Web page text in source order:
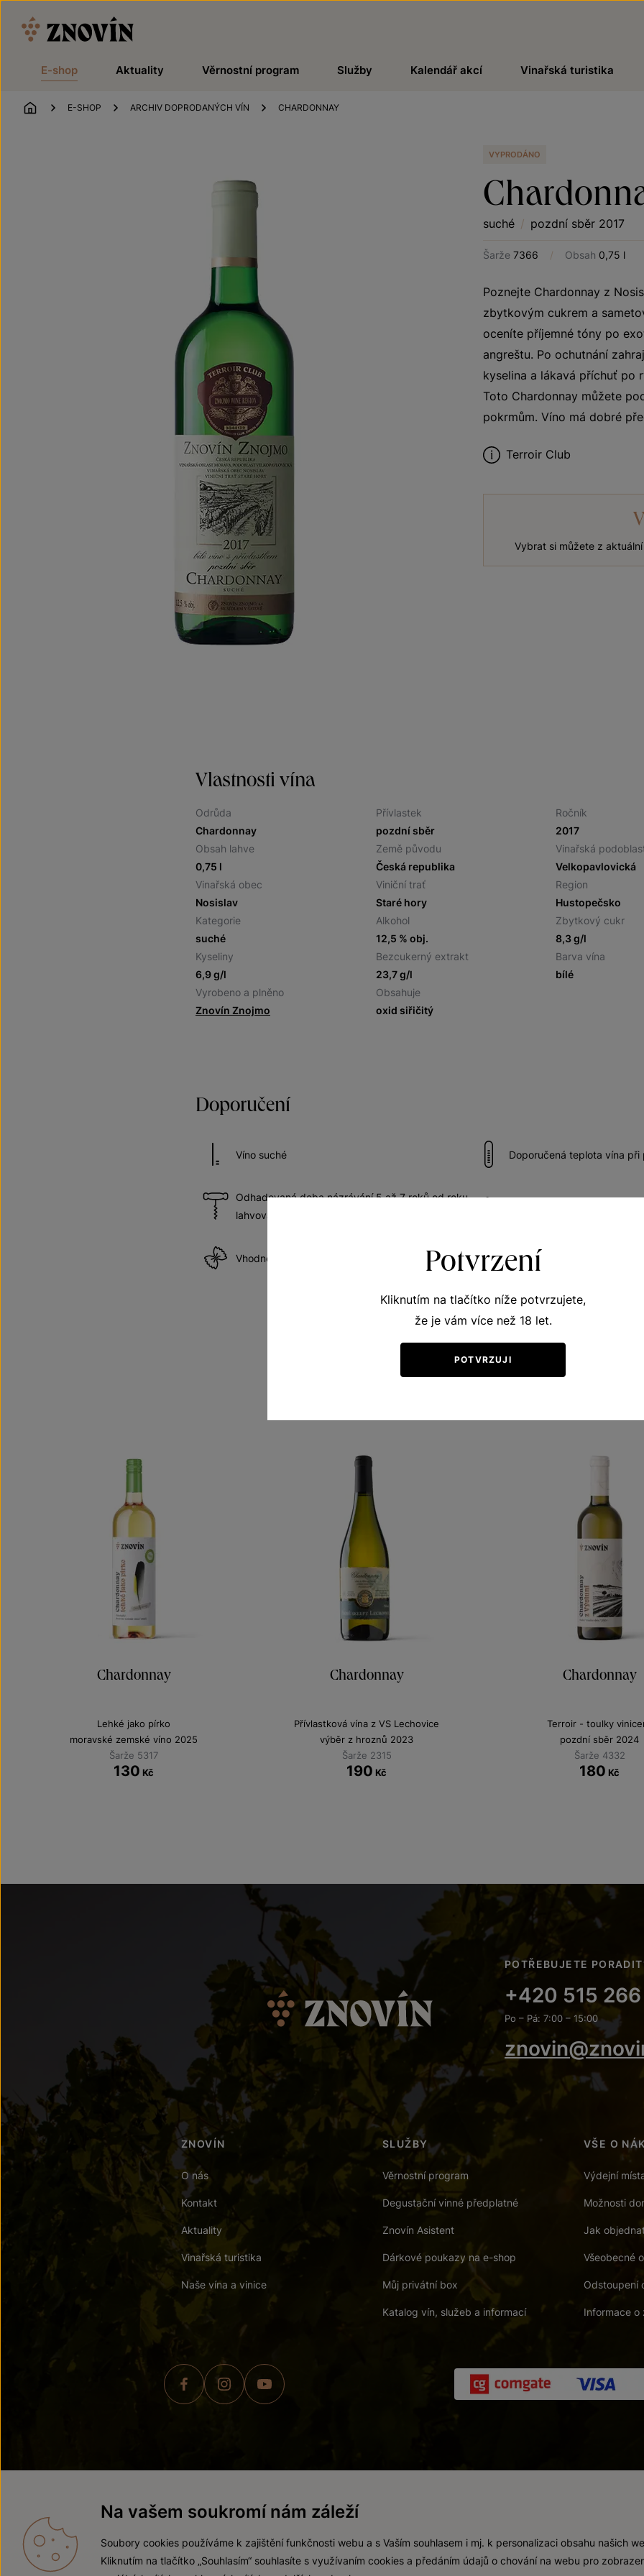
E-shop Aktuality Věrnostní program Služby Kalendář akcí Vinařská turistika
ÚVOD
E-SHOP ARCHIV DOPRODANÝCH VÍN CHARDONNAY
VYPRODÁNO
suché / pozdní sběr 2017
Šarže 7366 / Obsah 0,75 l
Poznejte Chardonnay z
zbytkovým cukrem a
oceníte příjemné tóny po
angreštu. Po ochutnání
kyselina a lákavá příchuť po
Toto Chardonnay můžete
pokrmům. Víno má dobré
Terroir Club
Vybrat si můžete z
Vlastnosti vína
Odrůda
Chardonnay
Přívlastek
pozdní sběr
Ročník
2017
Obsah lahve
0,75 l
Země původu
Česká republika
Vinařská
Velkopavlovická
Vinařská obec
Nosislav
Viniční trať
Staré hory
Region
Hustopečsko
Kategorie
suché
Alkohol
12,5 % obj.
Zbytkový cukr
8,3 g/l
Kyseliny
6,9 g/l
Bezcukerný extrakt
23,7 g/l
Barva vína
bílé
Vyrobeno a plněno
Znovín Znojmo
Obsahuje
oxid siřičitý
Doporučení
Víno suché Doporučená teplota vína při
Odhadovaná doba názrávání 5 až 7 roků od roku
lahvování
Vhodné k těstovinovým pokrmům
Ochutnejte podobná vína
Chardonnay
Lehké jako pírko
moravské zemské víno 2025
Šarže 5317
130 Kč
Chardonnay
Přívlastková vína z VS Lechovice
výběr z hroznů 2023
Šarže 2315
190 Kč
Chardonnay
Terroir - toulky
pozdní sběr 2024
Šarže 4332
180 Kč
POTŘEBUJETE
+420 515
Po – Pá: 7:00 – 15:00
ZNOVÍN
O nás
Kontakt
Aktuality
Vinařská turistika
Naše vína a vinice
SLUŽBY
Věrnostní program
Degustační vinné předplatné
Znovín Asistent
Dárkové poukazy na e-shop
Můj privátní box
Katalog vín, služeb a informací
VŠE O
Výdejní
Možnosti
Jak
Všeobecné
Odstoupení
Informace o
Zákaz prodeje alkoholických nápojů osobám mladším 18 let.
Vytvořil webProgress
Potvrzení
Kliknutím na tlačítko níže potvrzujete,
že je vám více než 18 let.
POTVRZUJI
Na vašem soukromí nám záleží
Soubory cookies používáme k zajištění funkčnosti webu a s Vaším souhlasem i mj. k personalizaci obsahu našich
Kliknutím na tlačítko „Souhlasím“ souhlasíte s využívaním cookies a předáním údajů o chování na webu pro